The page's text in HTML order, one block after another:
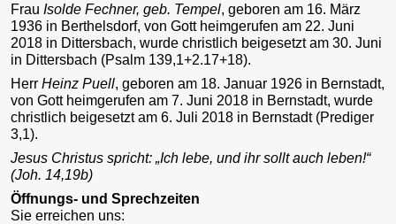
Frau Isolde Fechner, geb. Tempel, geboren am 16. März
1936 in Berthelsdorf, von Gott heimgerufen am 22. Juni
2018 in Dittersbach, wurde christlich beigesetzt am 30. Juni
in Dittersbach (Psalm 139,1+2.17+18).
Herr Heinz Puell, geboren am 18. Januar 1926 in Bernstadt,
von Gott heimgerufen am 7. Juni 2018 in Bernstadt, wurde
christlich beigesetzt am 6. Juli 2018 in Bernstadt (Prediger
3,1).
Jesus Christus spricht: „Ich lebe, und ihr sollt auch leben!“
(Joh. 14,19b)
Öffnungs- und Sprechzeiten
Sie erreichen uns: